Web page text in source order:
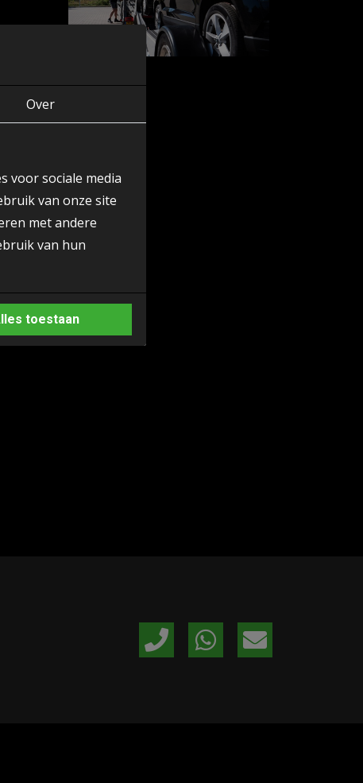
Over
voor sociale media
van onze site
met andere
van hun
toestaan